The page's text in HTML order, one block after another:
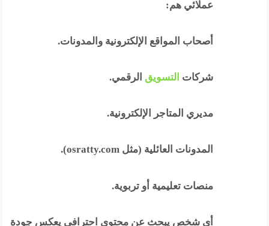
عملائي هم:
أصحاب المواقع الإلكترونية والمدونات.
شركات التسويق الرقمي.
مديري المتاجر الإلكترونية.
المدونات العائلية (مثل osratty.com).
منصات تعليمية أو تربوية.
أي شخص يبحث عن محتوى احترافي يعكس جودة